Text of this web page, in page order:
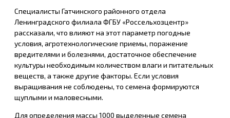
Специалисты Гатчинского районного отдела
Ленинградского филиала ФГБУ «Россельхозцентр»
рассказали, что влияют на этот параметр погодные
условия, агротехнологические приемы, поражение
вредителями и болезнями, достаточное обеспечение
культуры необходимым количеством влаги и питательных
веществ, а также другие факторы. Если условия
выращивания не соблюдены, то семена формируются
щуплыми и маловесными.
Для определения массы 1000 выделенные семена